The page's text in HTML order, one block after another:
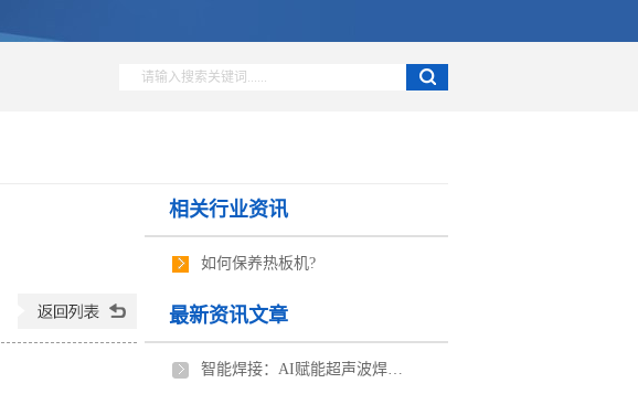
相关行业资讯
如何保养热板机?
最新资讯文章
智能焊接：AI赋能超声波焊接机的工业革新